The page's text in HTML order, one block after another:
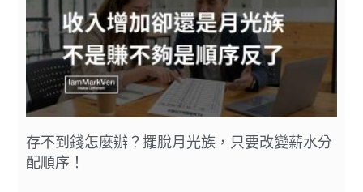
存不到錢怎麼辦？擺脫月光族，只要改變薪水分
配順序！